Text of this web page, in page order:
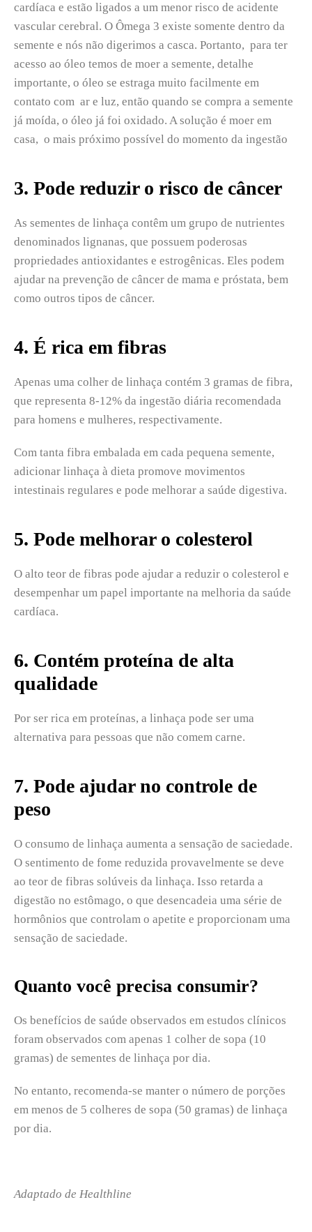
cardíaca e estão ligados a um menor risco de acidente
vascular cerebral. O Ômega 3 existe somente dentro da
semente e nós não digerimos a casca. Portanto, para ter
acesso ao óleo temos de moer a semente, detalhe
importante, o óleo se estraga muito facilmente em
contato com ar e luz, então quando se compra a semente
já moída, o óleo já foi oxidado. A solução é moer em
casa, o mais próximo possível do momento da ingestão
3. Pode reduzir o risco de câncer
As sementes de linhaça contêm um grupo de nutrientes
denominados lignanas, que possuem poderosas
propriedades antioxidantes e estrogênicas. Eles podem
ajudar na prevenção de câncer de mama e próstata, bem
como outros tipos de câncer.
4. É rica em fibras
Apenas uma colher de linhaça contém 3 gramas de fibra,
que representa 8-12% da ingestão diária recomendada
para homens e mulheres, respectivamente.
Com tanta fibra embalada em cada pequena semente,
adicionar linhaça à dieta promove movimentos
intestinais regulares e pode melhorar a saúde digestiva.
5. Pode melhorar o colesterol
O alto teor de fibras pode ajudar a reduzir o colesterol e
desempenhar um papel importante na melhoria da saúde
cardíaca.
6. Contém proteína de alta
qualidade
Por ser rica em proteínas, a linhaça pode ser uma
alternativa para pessoas que não comem carne.
7. Pode ajudar no controle de
peso
O consumo de linhaça aumenta a sensação de saciedade.
O sentimento de fome reduzida provavelmente se deve
ao teor de fibras solúveis da linhaça. Isso retarda a
digestão no estômago, o que desencadeia uma série de
hormônios que controlam o apetite e proporcionam uma
sensação de saciedade.
Quanto você precisa consumir?
Os benefícios de saúde observados em estudos clínicos
foram observados com apenas 1 colher de sopa (10
gramas) de sementes de linhaça por dia.
No entanto, recomenda-se manter o número de porções
em menos de 5 colheres de sopa (50 gramas) de linhaça
por dia.
Adaptado de Healthline